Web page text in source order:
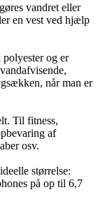
vandret eller
en vest ved hjælp
og er
når man er
Til fitness,
af
osv.
størrelse:
på op til 6,7